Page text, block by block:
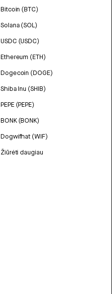
Bitcoin (BTC)
Solana (SOL)
USDC (USDC)
Ethereum (ETH)
Dogecoin (DOGE)
Shiba Inu (SHIB)
PEPE (PEPE)
BONK (BONK)
Dogwifhat (WIF)
Žiūrėti daugiau